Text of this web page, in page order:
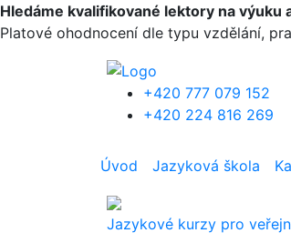
Přejít k hlavnímu obsahu
Hledáme kvalifikované lektory na výuku
Platové ohodnocení dle typu vzdělání,
+420 777 079 152
+420 224 816 269
Úvod Jazyková škola
Jazykové kurzy pro